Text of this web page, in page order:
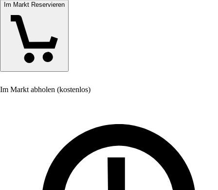
Im Markt Reservieren
Im Markt abholen (kostenlos)